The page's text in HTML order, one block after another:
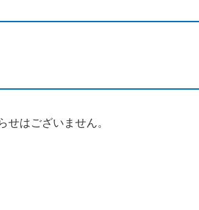
せはございません。